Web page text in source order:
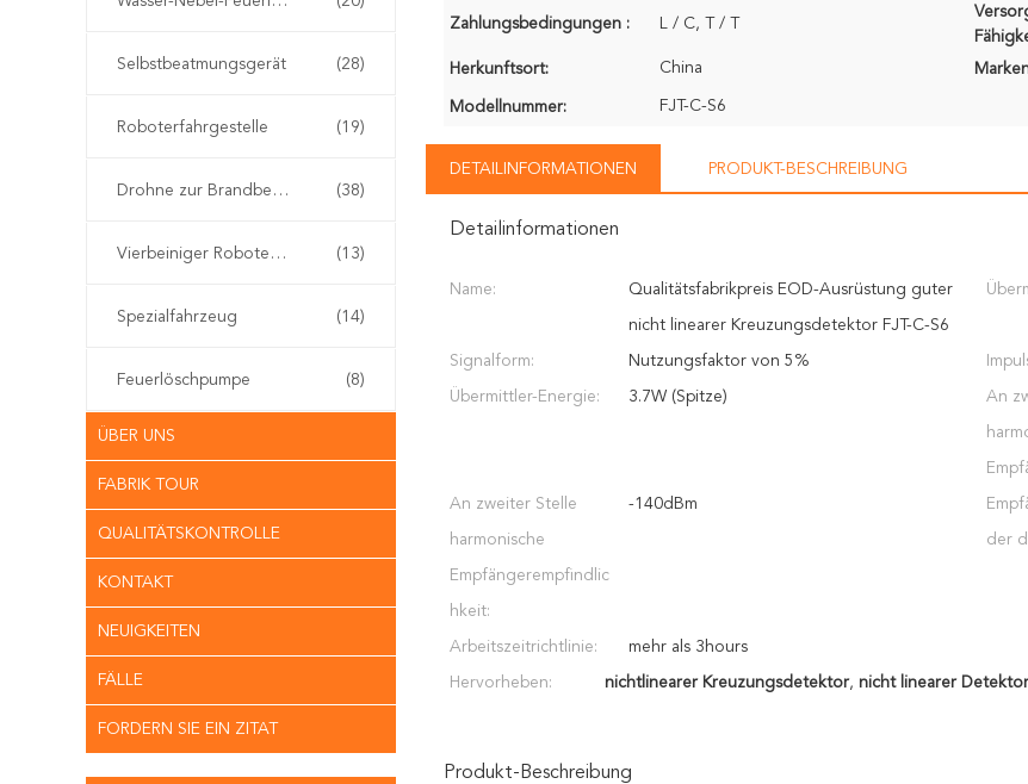
Selbstbeatmungsgerät (28)
Roboterfahrgestelle (19)
Drohne zur Brandbekämpfung (38)
Vierbeiniger Roboterhund (13)
Spezialfahrzeug (14)
Feuerlöschpumpe (8)
ÜBER UNS
FABRIK TOUR
QUALITÄTSKONTROLLE
KONTAKT
NEUIGKEITEN
FÄLLE
FORDERN SIE EIN ZITAT
Zahlungsbedingungen : L / C, T / T
Herkunftsort: China
Modellnummer: FJT-C-S6
DETAILINFORMATIONEN PRODUKT-BESCHREIBUNG
Detailinformationen
Name: Qualitätsfabrikpreis EOD-Ausrüstung guter
nicht linearer Kreuzungsdetektor FJT-C-S6
Signalform: Nutzungsfaktor von 5%
Übermittler-Energie: 3.7W (Spitze) An
An zweiter Stelle
harmonische
Empfängerempfindlic
hkeit:
-140dBm
der
Arbeitszeitrichtlinie: mehr als 3hours
Hervorheben: nichtlinearer Kreuzungsdetektor, nicht linearer Detektor
Produkt-Beschreibung